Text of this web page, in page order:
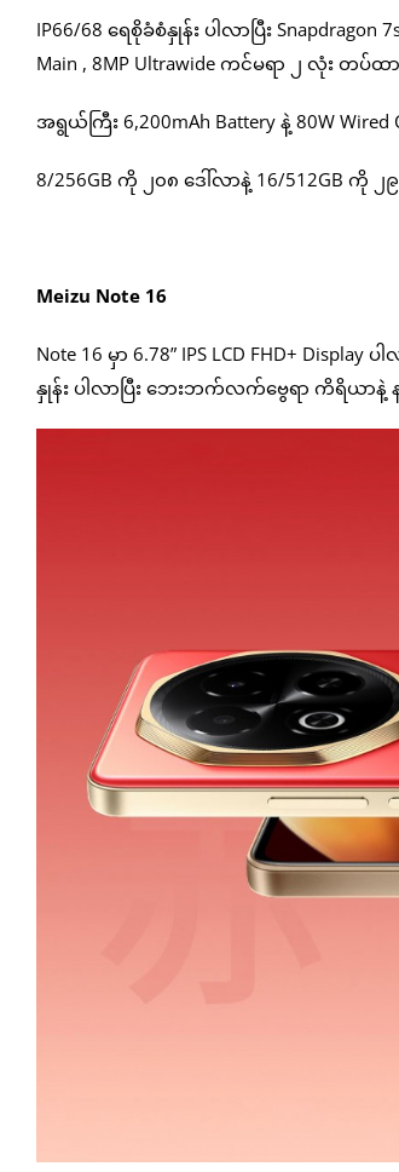
IP66/68 ရေစိုခံစံနှုန်း ပါလာပြီး
Main , 8MP Ultrawide ကင်မရာ ၂ လုံး တပ်ထ
အရွယ်ကြီး 6,200mAh Battery နဲ့ 80W
8/256GB ကို ၂၀၈ ဒေါ်လာနဲ့ 16/512GB ကို
Meizu Note 16
Note 16 မှာ 6.78” IPS LCD FHD+
နှုန်း ပါလာပြီး ဘေးဘက်လက်ဗွေရာ ကိရိယာနဲ့